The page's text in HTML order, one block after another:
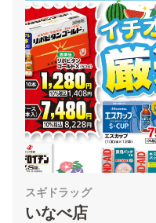
スギドラッグ
いなべ店